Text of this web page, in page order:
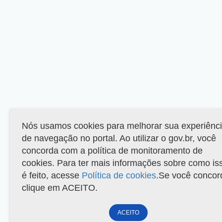
Nós usamos cookies para melhorar sua
de navegação no portal. Ao utilizar o gov.br, você
concorda com a política de monitoramento de
cookies. Para ter mais informações sobre como
é feito, acesse Política de cookies.Se você
clique em ACEITO.
ACEITO